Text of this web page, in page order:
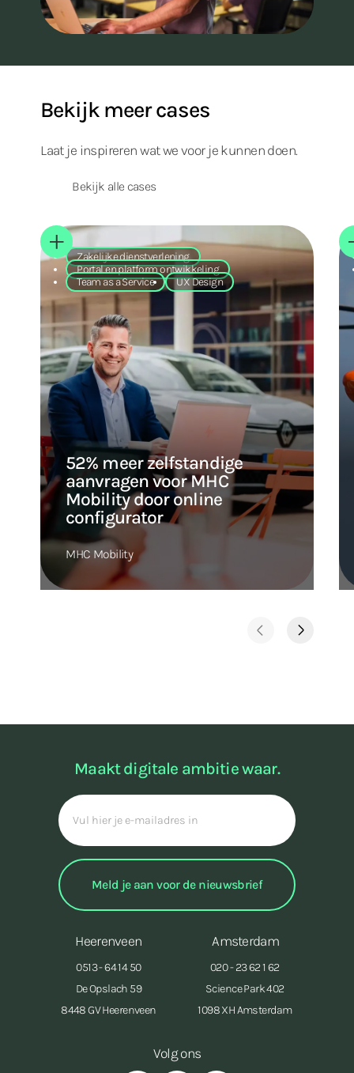
Bekijk meer cases
Laat je inspireren wat we voor je kunnen doen.
Bekijk alle cases
Zakelijke dienstverlening
Portal en platform ontwikkeling
Team as a Service
UX Design
52% meer zelfstandige
aanvragen voor MHC
Mobility door online
configurator
MHC Mobility
Maakt digitale ambitie waar.
Heerenveen
0513 - 64 14 50
De Opslach 59
8448 GV Heerenveen
Amsterdam
020 - 23 62 1 62
Science Park 402
1098 XH Amsterdam
Volg ons